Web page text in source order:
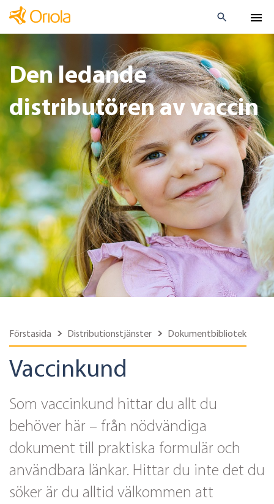
Den ledande
distributören av vaccin
Förstasida Distributionstjänster Dokumentbibliotek
Vaccinkund
Som vaccinkund hittar du allt du
behöver här – från nödvändiga
dokument till praktiska formulär och
användbara länkar. Hittar du inte det du
söker är du alltid välkommen att